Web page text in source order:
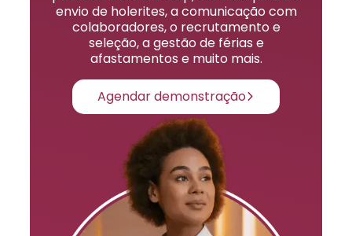
envio de holerites, a comunicação com
colaboradores, o recrutamento e
seleção, a gestão de férias e
afastamentos e muito mais.
Agendar demonstração